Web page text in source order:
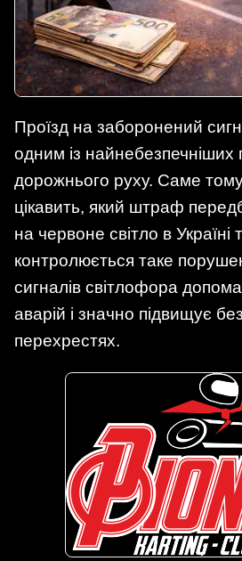
Проїзд на заборонений
одним із
дорожнього руху. Саме тому
цікавить, який штраф
на червоне світло в Україні
контролюється таке
сигналів світлофора
аварій і значно підвищує
перехрестях.